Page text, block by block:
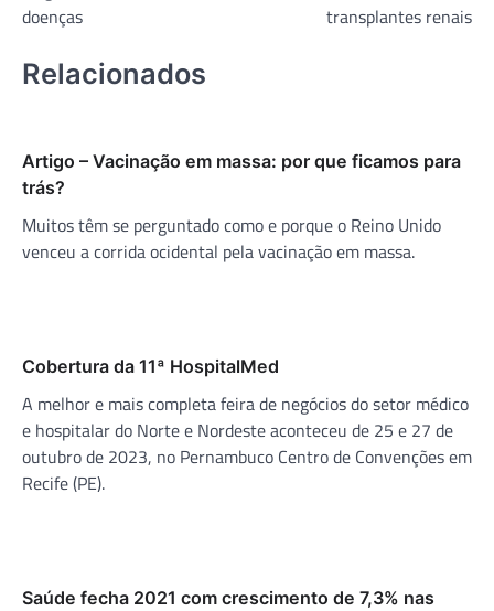
Post
doenças
transplantes renais
Relacionados
Artigo – Vacinação em massa: por que ficamos para
trás?
Muitos têm se perguntado como e porque o Reino Unido
venceu a corrida ocidental pela vacinação em massa.
Cobertura da 11ª HospitalMed
A melhor e mais completa feira de negócios do setor médico
e hospitalar do Norte e Nordeste aconteceu de 25 e 27 de
outubro de 2023, no Pernambuco Centro de Convenções em
Recife (PE).
Saúde fecha 2021 com crescimento de 7,3% nas